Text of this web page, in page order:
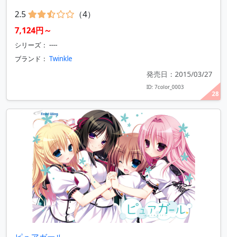
28
2.5
（4）
7,124円～
シリーズ： ----
ブランド： Twinkle
発売日：2015/03/27
ID: 7color_0003